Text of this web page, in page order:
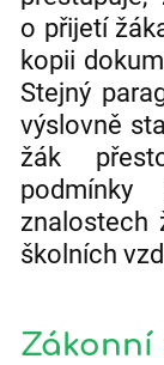
o přijetí
kopii
Stejný
výslovně
žák
znalostech
školních
Zákonní